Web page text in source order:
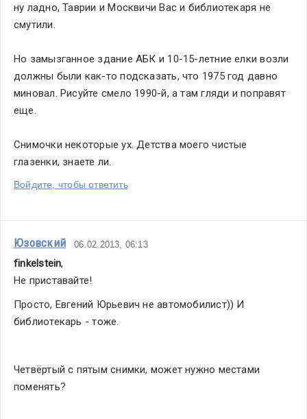
ну ладно, Таврии и Москвичи Вас и библиотекаря не
смутили.
Но замызганное здание АБК и 10-15-летние елки возли
должны были как-то подсказать, что 1975 год давно
миновал. Рисуйте смело 1990-й, а там гляди и поправят
еще.
Снимочки некоторые ух. Детства моего чистые
глазенки, знаете ли.
Войдите, чтобы ответить
Юзовский 06.02.2013, 06:13
finkelstein,
Не приставайте!
Просто, Евгений Юрьевич не автомобилист)) И
библиотекарь - тоже.
Четвёртый с пятым снимки, может нужно местами
поменять?